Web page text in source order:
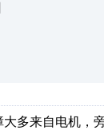
多来自电机，